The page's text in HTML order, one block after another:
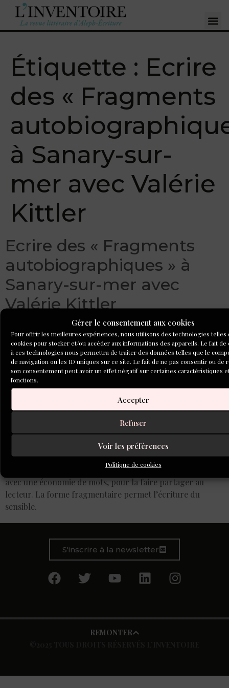
Gérer le consentement aux cookies
Pour offrir les meilleures expériences, nous utilisons des technologies telles
cookies pour stocker et/ou accéder aux informations des appareils. Le fait de
à ces technologies nous permettra de traiter des données telles que le
de navigation ou les ID uniques sur ce site. Le fait de ne pas consentir ou de
son consentement peut avoir un effet négatif sur certaines caractéristiques
fonctions.
Accepter
Refuser
Voir les préférences
Politique de cookies
Étiquette : Ecrire
des « Fragments
à Sanary-sur-
mer avec Valérie
Kittler
Ecrire des « Fragments
autobiographiques » à
Sanary-sur-mer avec
Valérie Kittler
Il s’agit pour l’auteur d’exprimer une émotion singulière,
avec une économie de mots, pour la faire partager au
lecteur. La forme fragmentaire permet l’écriture du
sensible.
S'inscrire à la newsletter
REMONTER